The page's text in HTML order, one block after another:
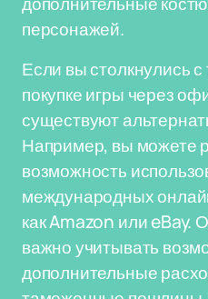
персонажей.
Если вы столкнулись
покупке игры через
существуют
Например, вы можете
возможность
международных
как Amazon или eBay.
важно учитывать
дополнительные